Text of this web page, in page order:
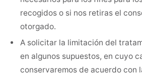
recogidos o si nos retiras el
otorgado.
A solicitar la limitación del
en algunos supuestos, en cuyo
conservaremos de acuerdo con